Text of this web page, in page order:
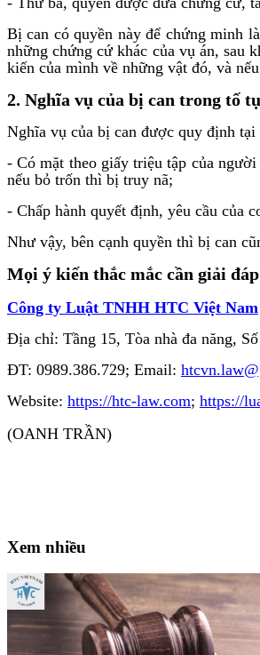
Bị can có quyền này để chứng minh
những chứng cứ khác của vụ án, sau
kiến của mình về những vật đó, và
2. Nghĩa vụ của bị can trong tố
Nghĩa vụ của bị can được quy định
- Có mặt theo giấy triệu tập của
nếu bỏ trốn thì bị truy nã;
- Chấp hành quyết định, yêu cầu của
Như vậy, bên cạnh quyền thì bị can
Mọi ý kiến thắc mắc cần giải
Công ty Luật TNHH HTC Việt Nam
Địa chỉ: Tầng 15, Tòa nhà đa năng,
ĐT: 0989.386.729; Email:
Website: https://htc-law.com; https://
(OANH TRẦN)
Xem nhiều